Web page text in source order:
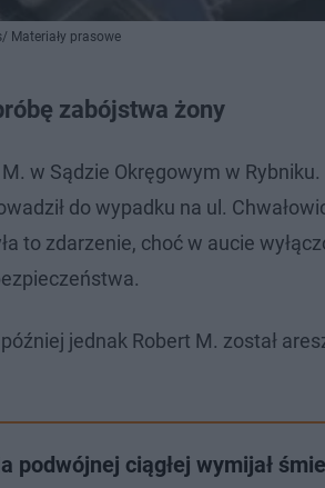
Materiały prasowe
zabójstwa żony
w Sądzie Okręgowym w
do wypadku na ul.
to zdarzenie, choć w aucie
jednak Robert M. został
podwójnej ciągłej wymijał